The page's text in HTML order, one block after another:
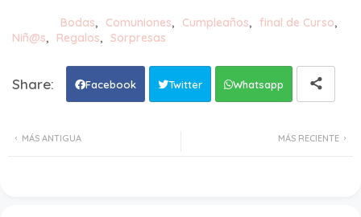
Bodas Comuniones Cumpleaños
final de Curso
Niñ@s
Regalos Sorpresas
Facebook Twitter Whatsapp
MÁS RECIENTE
MÁS ANTIGUA